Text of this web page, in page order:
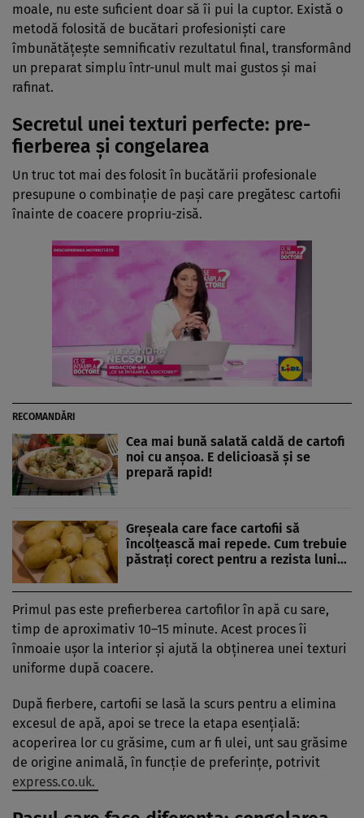
moale, nu este suficient doar să îi pui la cuptor. Există o
metodă folosită de bucătari profesioniști care
îmbunătățește semnificativ rezultatul final, transformând
un preparat simplu într-unul mult mai gustos și mai
rafinat.
Secretul unei texturi perfecte: pre-
fierberea și congelarea
Un truc tot mai des folosit în bucătării profesionale
presupune o combinație de pași care pregătesc cartofii
înainte de coacere propriu-zisă.
RECOMANDĂRI
Cea mai bună salată caldă de cartofi
noi cu anșoa. E delicioasă și se
prepară rapid!
Greșeala care face cartofii să
încolțească mai repede. Cum trebuie
păstrați corect pentru a rezista luni…
Primul pas este prefierberea cartofilor în apă cu sare,
timp de aproximativ 10–15 minute. Acest proces îi
înmoaie ușor la interior și ajută la obținerea unei texturi
uniforme după coacere.
După fierbere, cartofii se lasă la scurs pentru a elimina
excesul de apă, apoi se trece la etapa esențială:
acoperirea lor cu grăsime, cum ar fi ulei, unt sau grăsime
de origine animală, în funcție de preferințe, potrivit
express.co.uk.